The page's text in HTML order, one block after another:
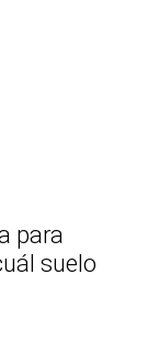
para
suelo